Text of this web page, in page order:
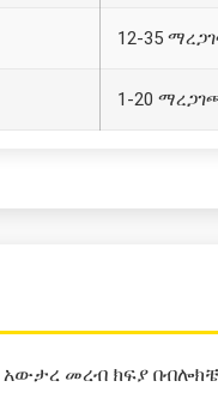
12-35
1-20
መረብ ክፍያ